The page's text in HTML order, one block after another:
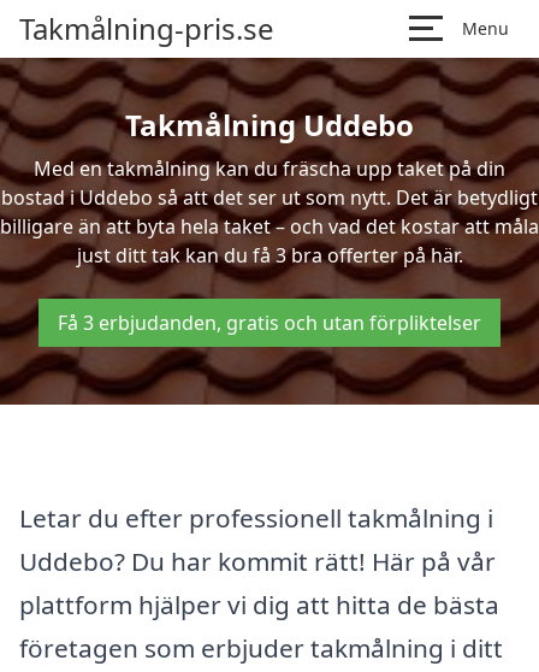
Takmålning-pris.se Menu
Takmålning Uddebo
Med en takmålning kan du fräscha upp taket på din
bostad i Uddebo så att det ser ut som nytt. Det är betydligt
billigare än att byta hela taket – och vad det kostar att måla
just ditt tak kan du få 3 bra offerter på här.
Få 3 erbjudanden, gratis och utan förpliktelser
Letar du efter professionell takmålning i
Uddebo? Du har kommit rätt! Här på vår
plattform hjälper vi dig att hitta de bästa
företagen som erbjuder takmålning i ditt